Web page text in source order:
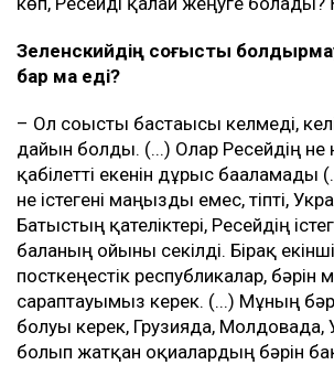
Зеленскийдің соғысты
бар ма еді?
– Ол соғысты бастағысы келмеді,
дайын болды. (...) Олар Ресейдің не
қабілетті екенін дұрыс бағаламады
не істегені маңызды емес, тіпті,
Батыстың қателіктері, Ресейдің
баланың ойыны секілді. Бірақ
посткеңестік республикалар, бәрін
сараптауымыз керек. (...) Мұның
болуы керек, Грузияда, Молдовада,
болып жатқан оқиғалардың бәрін